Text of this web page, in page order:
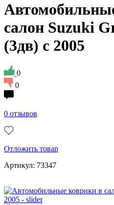
салон Suzuki
(3дв) с 2005
0
0
0 отзывов
Отложить товар
Артикул: 73347